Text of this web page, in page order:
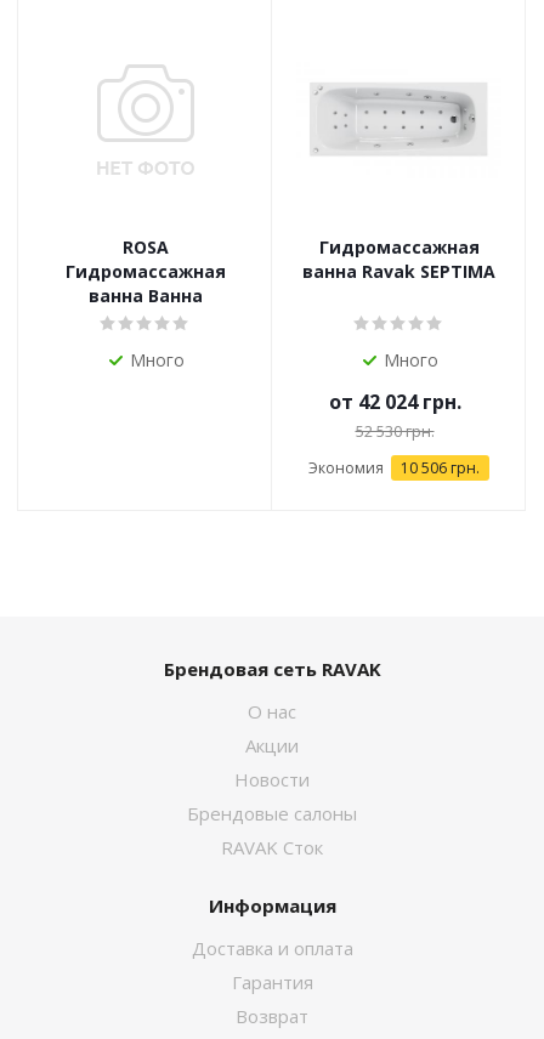
ROSA
Гидромассажная
ванна Ванна
Много
Гидромассажная
ванна Ravak SEPTIMA
Много
от 42 024 грн.
52 530 грн.
Экономия 10 506 грн.
Брендовая сеть RAVAK
О нас
Акции
Новости
Брендовые салоны
RAVAK Сток
Информация
Доставка и оплата
Гарантия
Возврат